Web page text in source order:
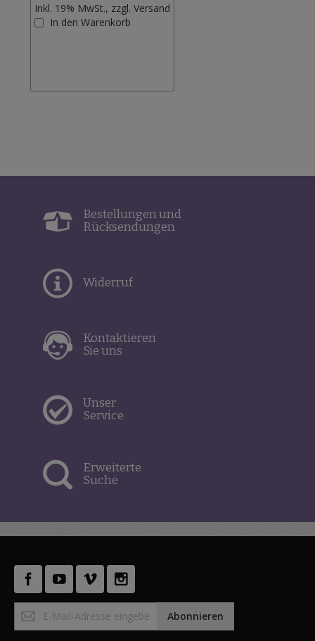
Inkl. 19% MwSt., zzgl. Versand
In den Warenkorb
Bestellungen und
Rücksendungen
Widerruf
Kontaktieren
Sie uns
Unser
Service
Erweiterte
Suche
Anmeldung
zum
Abonnieren